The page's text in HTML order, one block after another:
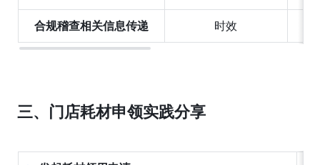
合规稽查相关信息传递 时效
三、门店耗材申领实践分享